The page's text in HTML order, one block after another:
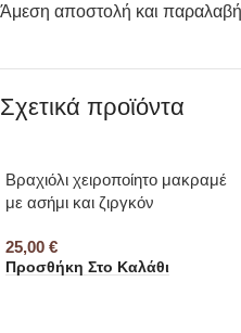
Άμεση αποστολή και
Σχετικά προϊόντα
Βραχιόλι χειροποίητο μακραμέ
με ασήμι και ζιργκόν
25,00 €
Προσθήκη Στο Καλάθι